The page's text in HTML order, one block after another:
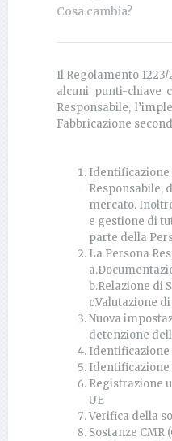
Cosa cambia?
Il Regolamento
alcuni punti-chiave
Responsabile,
Fabbricazione
Identificazione
Responsabile,
mercato.
e gestione di
parte della
La Persona
b.Relazione di
c.Valutazione
Nuova
detenzione
Identificazione
Identificazione
Registrazione
UE
Verifica della
Sostanze